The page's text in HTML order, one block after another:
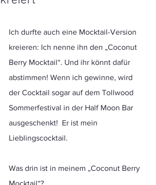
Ich durfte auch eine Mocktail-Version
kreieren: Ich nenne ihn den „Coconut
Berry Mocktail“. Und ihr könnt dafür
abstimmen! Wenn ich gewinne, wird
der Cocktail sogar auf dem Tollwood
Sommerfestival in der Half Moon Bar
ausgeschenkt!  Er ist mein
Lieblingscocktail.
Was drin ist in meinem „Coconut Berry
Mocktail“?